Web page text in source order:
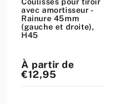
avec amortisseur -
Rainure 45mm
(gauche et droite),
H45
Prix
standard
À partir de
€12,95